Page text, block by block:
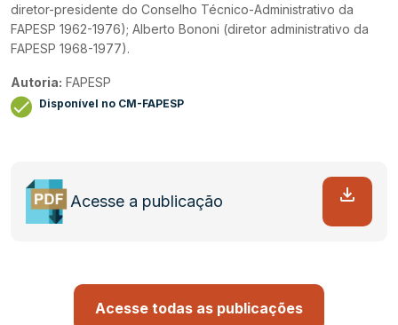
diretor-presidente do Conselho Técnico-Administrativo da
FAPESP 1962-1976); Alberto Bononi (diretor administrativo da
FAPESP 1968-1977).
Autoria: FAPESP
Disponível no CM-FAPESP
Acesse a publicação
Acesse todas as publicações